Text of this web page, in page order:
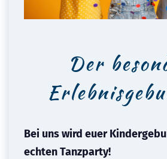
Der
Bei uns wird euer
echten Tanzparty!